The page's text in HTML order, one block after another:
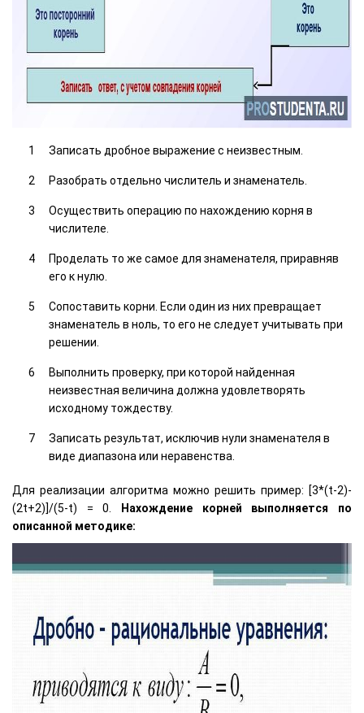
Записать дробное выражение с неизвестным.
Разобрать отдельно числитель и знаменатель.
Осуществить операцию по нахождению корня в
числителе.
Проделать то же самое для знаменателя, приравняв
его к нулю.
Сопоставить корни. Если один из них превращает
знаменатель в ноль, то его не следует учитывать при
решении.
Выполнить проверку, при которой найденная
неизвестная величина должна удовлетворять
исходному тождеству.
Записать результат, исключив нули знаменателя в
виде диапазона или неравенства.
Для реализации алгоритма можно решить пример: [3*(t-2)-
(2t+2)]/(5-t) = 0.
Нахождение корней выполняется по
описанной методике: